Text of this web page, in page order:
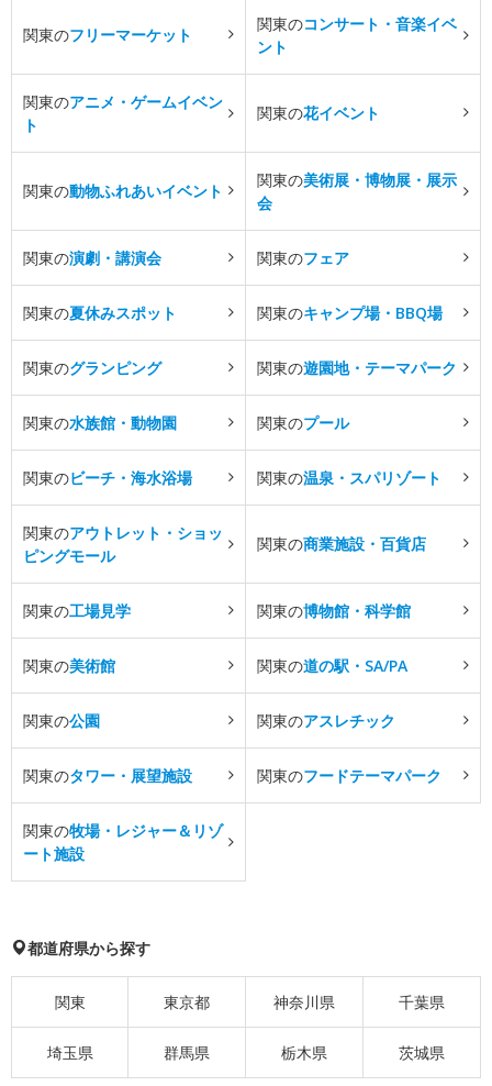
関東のフリーマーケット
関東のコンサート・音楽イベ
ント
関東のアニメ・ゲームイベン
ト
関東の花イベント
関東の動物ふれあいイベント
関東の美術展・博物展・展示
会
関東の演劇・講演会 関東のフェア
関東の夏休みスポット 関東のキャンプ場・BBQ場
関東のグランピング 関東の遊園地・テーマパーク
関東の水族館・動物園 関東のプール
関東のビーチ・海水浴場 関東の温泉・スパリゾート
関東のアウトレット・ショッ
ピングモール
関東の商業施設・百貨店
関東の工場見学 関東の博物館・科学館
関東の美術館 関東の道の駅・SA/PA
関東の公園 関東のアスレチック
関東のタワー・展望施設 関東のフードテーマパーク
関東の牧場・レジャー＆リゾ
ート施設
都道府県から探す
関東 東京都 神奈川県 千葉県
埼玉県 群馬県 栃木県 茨城県